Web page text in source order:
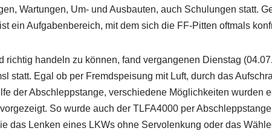
Wartungen, Um- und Ausbauten, auch Schulungen statt.
ein Aufgabenbereich, mit dem sich die FF-Pitten oftmals
richtig handeln zu können, fand vergangenen Dienstag
statt. Egal ob per Fremdspeisung mit Luft, durch das
der Abschleppstange, verschiedene Möglichkeiten wurden
So wurde auch der TLFA4000 per
das Lenken eines LKWs ohne Servolenkung oder das